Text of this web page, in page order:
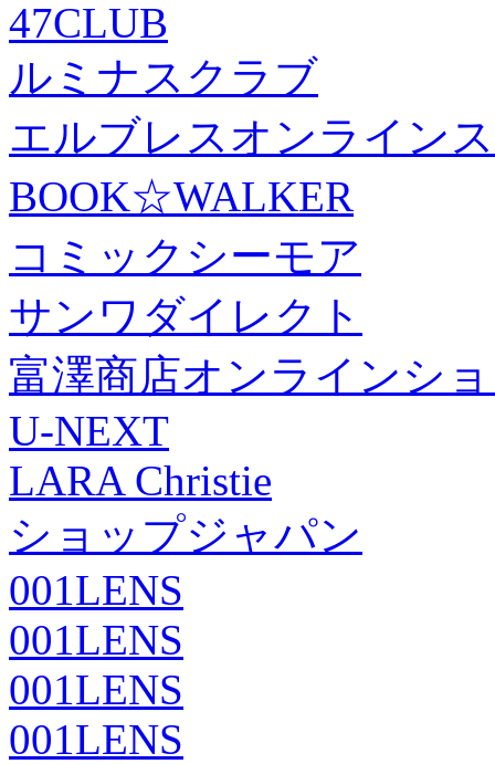
47CLUB
ルミナスクラブ
エルブレスオンライン
BOOK☆WALKER
コミックシーモア
サンワダイレクト
富澤商店オンラインシ
U-NEXT
LARA Christie
ショップジャパン
001LENS
001LENS
001LENS
001LENS